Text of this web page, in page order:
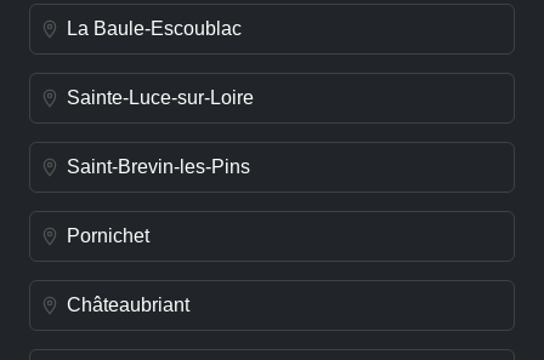
La Baule-Escoublac
Sainte-Luce-sur-Loire
Saint-Brevin-les-Pins
Pornichet
Châteaubriant